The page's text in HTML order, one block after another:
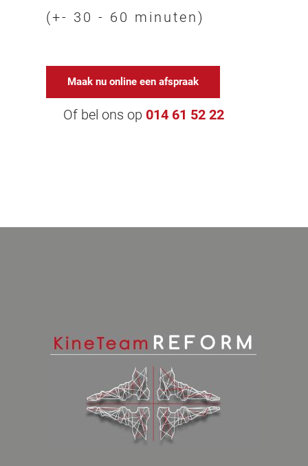
(+- 30 - 60 minuten)
Maak nu online een afspraak
Of bel ons op 014 61 52 22